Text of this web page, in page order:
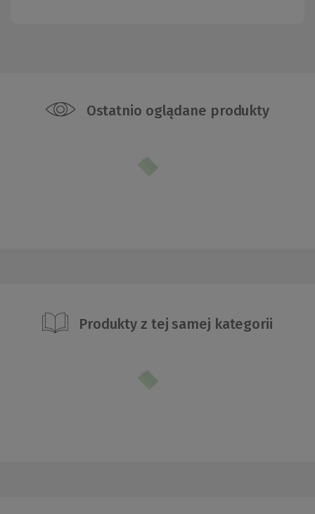
Ostatnio oglądane produkty
Produkty z tej samej kategorii